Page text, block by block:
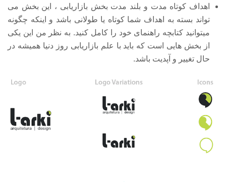
اهداف کوتاه مدت و بلند مدت بخش بازاریابی ، این بخش می
تواند بسته به اهداف شما کوتاه یا طولانی باشد و اینکه چگونه
میتوانید کتابچه راهنمای خود را کامل کنید. به نظر من این یکی
از بخش هایی است که باید با علم بازاریابی روز دنیا همیشه در
حال تغییر و آپدیت باشد.